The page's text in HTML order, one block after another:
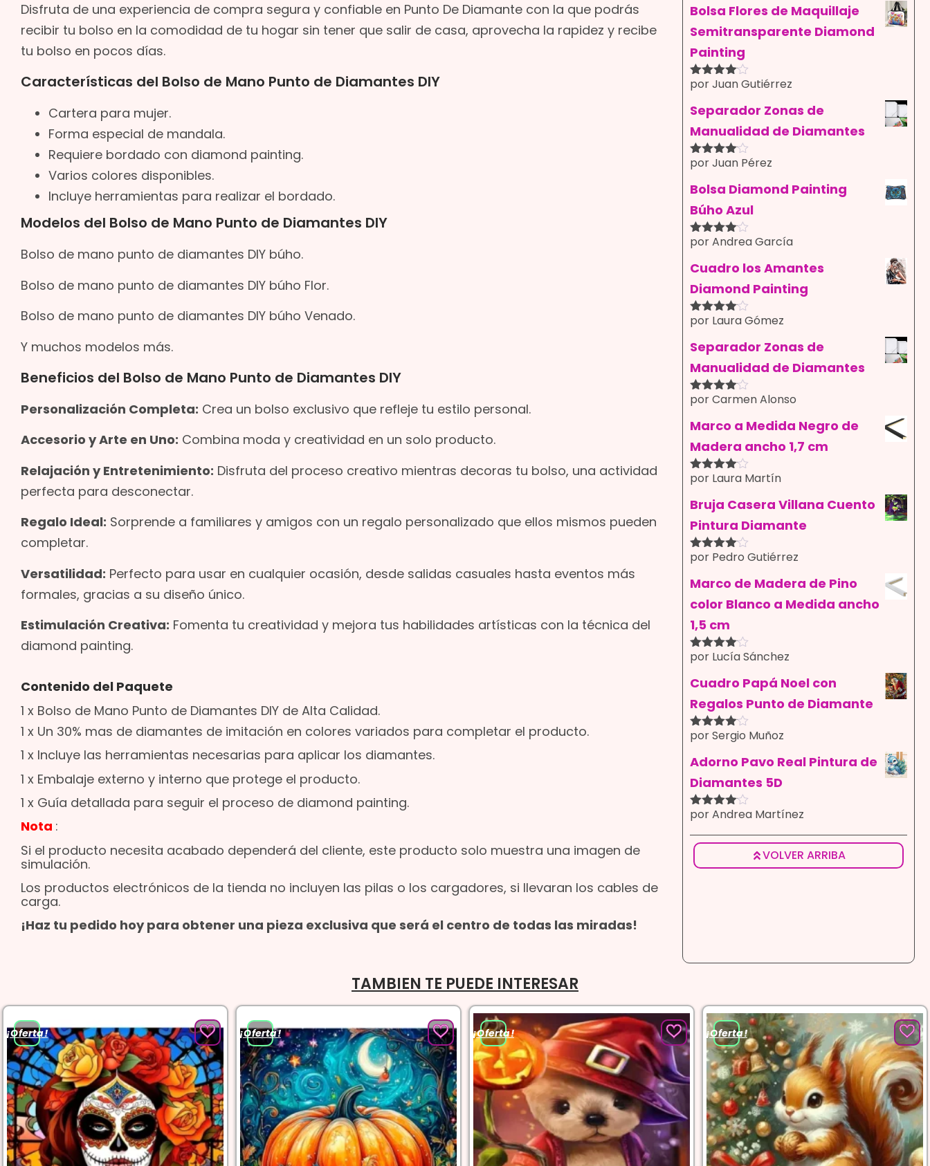
Disfruta de una experiencia de compra segura y confiable en Punto De Diamante con la que podrás
recibir tu bolso en la comodidad de tu hogar sin tener que salir de casa, aprovecha la rapidez y recibe
tu bolso en pocos días.
Características del Bolso de Mano Punto de Diamantes DIY
Cartera para mujer.
Forma especial de mandala.
Requiere bordado con diamond painting.
Varios colores disponibles.
Incluye herramientas para realizar el bordado.
Modelos del Bolso de Mano Punto de Diamantes DIY
Bolso de mano punto de diamantes DIY búho.
Bolso de mano punto de diamantes DIY búho Flor.
Bolso de mano punto de diamantes DIY búho Venado.
Y muchos modelos más.
Beneficios del Bolso de Mano Punto de Diamantes DIY
Personalización Completa: Crea un bolso exclusivo que refleje tu estilo personal.
Accesorio y Arte en Uno: Combina moda y creatividad en un solo producto.
Relajación y Entretenimiento: Disfruta del proceso creativo mientras decoras tu bolso, una actividad
perfecta para desconectar.
Regalo Ideal: Sorprende a familiares y amigos con un regalo personalizado que ellos mismos pueden
completar.
Versatilidad: Perfecto para usar en cualquier ocasión, desde salidas casuales hasta eventos más
formales, gracias a su diseño único.
Estimulación Creativa: Fomenta tu creatividad y mejora tus habilidades artísticas con la técnica del
diamond painting.
Contenido del Paquete
1 x Bolso de Mano Punto de Diamantes DIY de Alta Calidad.
1 x Un 30% mas de diamantes de imitación en colores variados para completar el producto.
1 x Incluye las herramientas necesarias para aplicar los diamantes.
1 x Embalaje externo y interno que protege el producto.
1 x Guía detallada para seguir el proceso de diamond painting.
Nota :
Si el producto necesita acabado dependerá del cliente, este producto solo muestra una imagen de
simulación.
Los productos electrónicos de la tienda no incluyen las pilas o los cargadores, si llevaran los cables de
carga.
¡Haz tu pedido hoy para obtener una pieza exclusiva que será el centro de todas las miradas!
Bolsa Flores de Maquillaje
Semitransparente Diamond
Painting
Valorado
5
por Juan Gutiérrez
Separador Zonas de
Manualidad de Diamantes
Valorado
5
por Juan Pérez
Bolsa Diamond Painting
Búho Azul
Valorado
5
por Andrea García
Cuadro los Amantes
Diamond Painting
Valorado
5
por Laura Gómez
Separador Zonas de
Manualidad de Diamantes
Valorado
5
por Carmen Alonso
Marco a Medida Negro de
Madera ancho 1,7 cm
Valorado
5
por Laura Martín
Bruja Casera Villana Cuento
Pintura Diamante
Valorado
5
por Pedro Gutiérrez
Marco de Madera de Pino
color Blanco a Medida ancho
1,5 cm
Valorado
5
por Lucía Sánchez
Cuadro Papá Noel con
Regalos Punto de Diamante
Valorado
5
por Sergio Muñoz
Adorno Pavo Real Pintura de
Diamantes 5D
Valorado
5
por Andrea Martínez
VOLVER ARRIBA
TAMBIEN TE PUEDE INTERESAR
¡Oferta! ¡Oferta! ¡Oferta! ¡Oferta!